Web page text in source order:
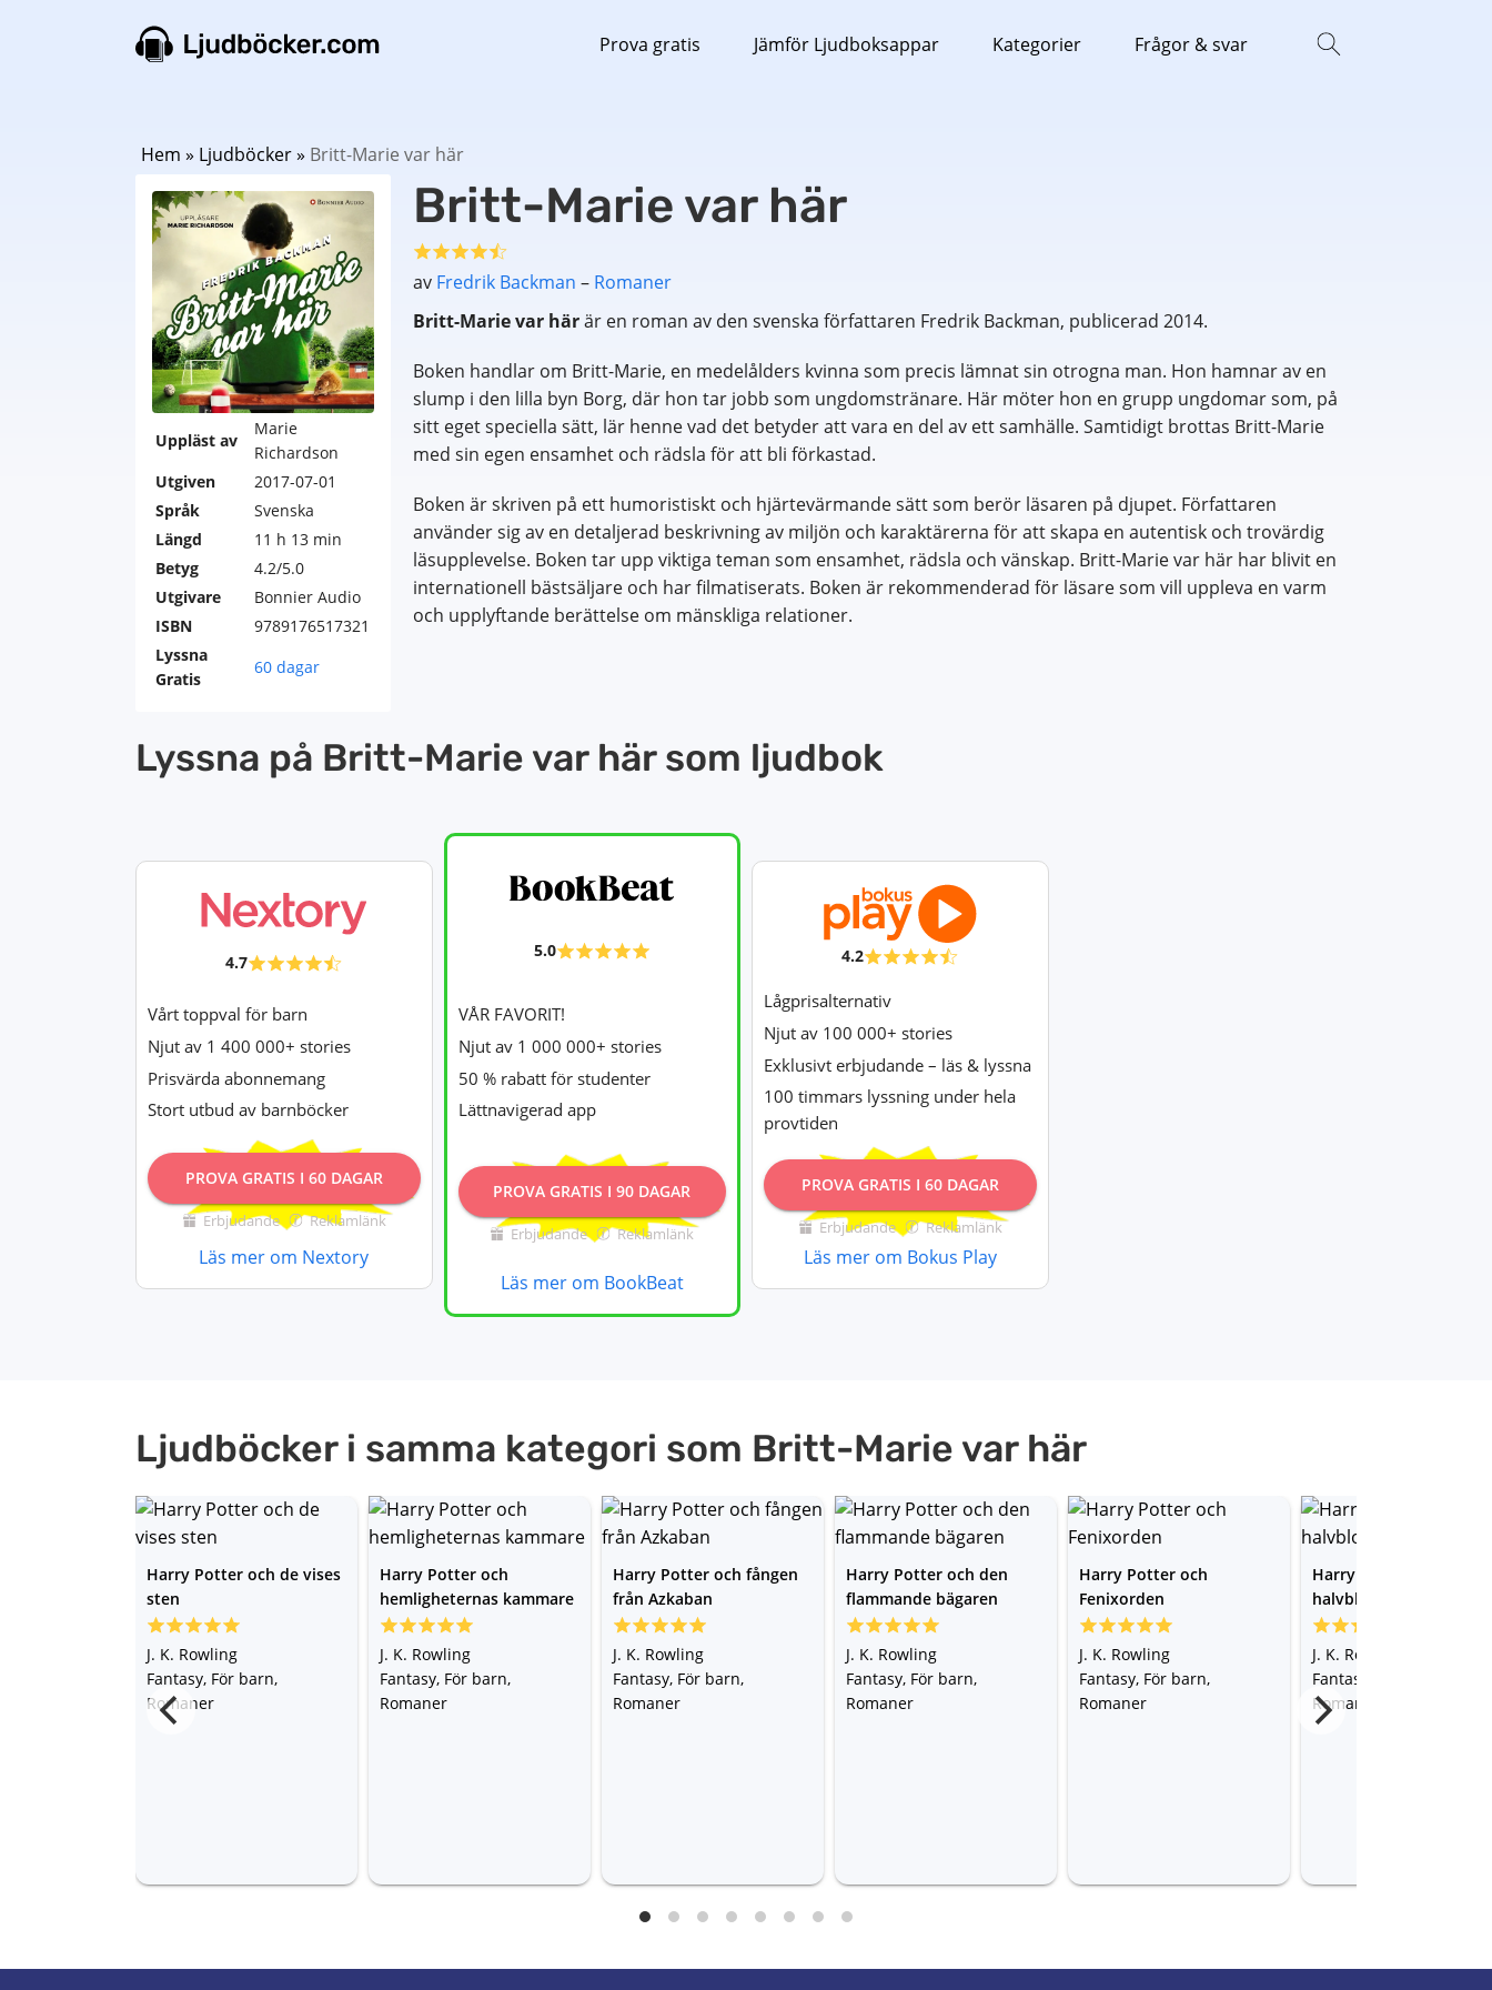
Prova gratis Jämför Ljudboksappar Kategorier Frågor & svar
Hem » Ljudböcker» Britt-Marie var här
Uppläst av
Marie
Richardson
Utgiven
2017-07-01
Språk
Svenska
Längd
11 h 13 min
Betyg
4.2/5.0
Utgivare
Bonnier Audio
ISBN
9789176517321
Lyssna
Gratis
60 dagar
Britt-Marie var här
av Fredrik Backman – Romaner
Britt-Marie var härär en roman av den svenska författaren Fredrik Backman, publicerad 2014.
Boken handlar om Britt-Marie, en medelålders kvinna som precis lämnat sin otrogna man. Hon hamnar av en
slump i den lilla byn Borg, där hon tar jobb som ungdomstränare. Här möter hon en grupp ungdomar som, på
sitt eget speciella sätt, lär henne vad det betyder att vara en del av ett samhälle. Samtidigt brottas Britt-Marie
med sin egen ensamhet och rädsla för att bli förkastad.
Boken är skriven på ett humoristiskt och hjärtevärmande sätt som berör läsaren på djupet. Författaren
använder sig av en detaljerad beskrivning av miljön och karaktärerna för att skapa en autentisk och trovärdig
läsupplevelse. Boken tar upp viktiga teman som ensamhet, rädsla och vänskap. Britt-Marie var här har blivit en
internationell bästsäljare och har filmatiserats. Boken är rekommenderad för läsare som vill uppleva en varm
och upplyftande berättelse om mänskliga relationer.
Lyssna på Britt-Marie var här som ljudbok
4.7
Vårt toppval för barn
Njut av 1 400 000+ stories
Prisvärda abonnemang
Stort utbud av barnböcker
PROVA GRATIS I 60 DAGAR
Erbjudande Reklamlänk
Läs mer om Nextory
5.0
VÅR FAVORIT!
Njut av 1 000 000+ stories
50 % rabatt för studenter
Lättnavigerad app
PROVA GRATIS I 90 DAGAR
Erbjudande Reklamlänk
Läs mer om BookBeat
4.2
Lågprisalternativ
Njut av 100 000+ stories
Exklusivt erbjudande – läs & lyssna
100 timmars lyssning under hela
provtiden
PROVA GRATIS I 60 DAGAR
Erbjudande Reklamlänk
Läs mer om Bokus Play
Ljudböcker i samma kategori som Britt-Marie var här
Harry Potter och de vises
sten
J. K. Rowling
Fantasy, För barn,
Romaner
Harry Potter och
hemligheternas kammare
J. K. Rowling
Fantasy, För barn,
Romaner
Harry Potter och fången
från Azkaban
J. K. Rowling
Fantasy, För barn,
Romaner
Harry Potter och den
flammande bägaren
J. K. Rowling
Fantasy, För barn,
Romaner
Harry Potter och
Fenixorden
J. K. Rowling
Fantasy, För barn,
Romaner
Harry Potter och
halvblodsprinsen
J. K. Rowling
Fantasy, För barn,
Romaner